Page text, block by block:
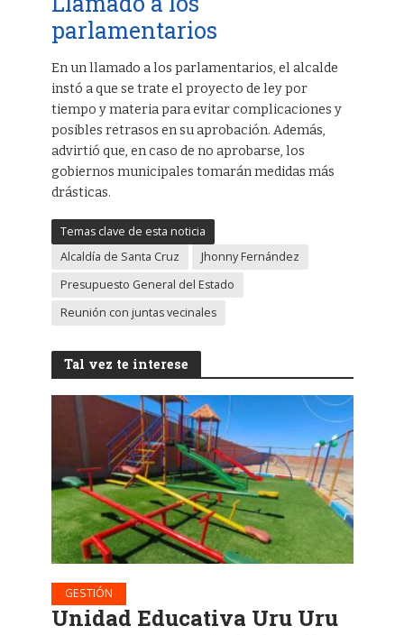
parlamentarios
En un llamado a los parlamentarios, el alcalde
instó a que se trate el proyecto de ley por
tiempo y materia para evitar complicaciones y
posibles retrasos en su aprobación. Además,
advirtió que, en caso de no aprobarse, los
gobiernos municipales tomarán medidas más
drásticas.
Temas clave de esta noticia
Alcaldía de Santa Cruz
Jhonny Fernández
Presupuesto General del Estado
Reunión con juntas vecinales
Tal vez te interese
GESTIÓN
Unidad Educativa Uru Uru